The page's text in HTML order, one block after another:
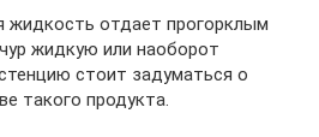
жидкость отдает прогорклым
жидкую или наоборот
стоит задуматься о
такого продукта.